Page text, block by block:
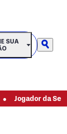
REGIÃO
SUA
da Seleção